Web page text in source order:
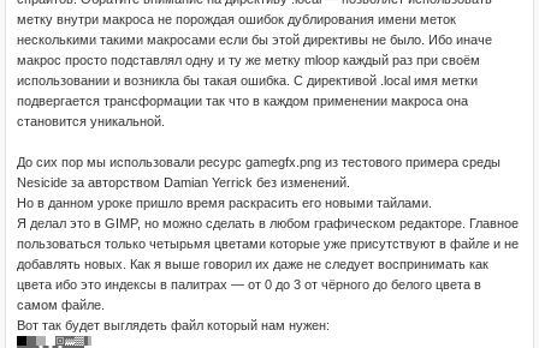
метку внутри макроса не порождая ошибок дублирования имени меток
несколькими такими макросами если бы этой директивы не было. Ибо иначе
макрос просто подставлял одну и ту же метку mloop каждый раз при своём
использовании и возникла бы такая ошибка. С директивой .local имя метки
подвергается трансформации так что в каждом применении макроса она
становится уникальной.
До сих пор мы использовали ресурс gamegfx.png из тестового примера среды
Nesicide за авторством Damian Yerrick без изменений.
Но в данном уроке пришло время раскрасить его новыми тайлами.
Я делал это в GIMP, но можно сделать в любом графическом редакторе. Главное
пользоваться только четырьмя цветами которые уже присутствуют в файле и не
добавлять новых. Как я выше говорил их даже не следует воспринимать как
цвета ибо это индексы в палитрах — от 0 до 3 от чёрного до белого цвета в
самом файле.
Вот так будет выглядеть файл который нам нужен: